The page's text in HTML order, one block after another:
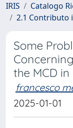
IRIS Catalogo
2.1 Contributo
Some
the MCD
francesco
2025-01-01